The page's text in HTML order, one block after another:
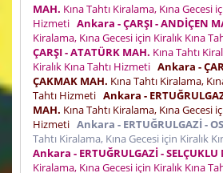
MAH. Kına Tahtı Kiralama, Kına Gecesi
Hizmeti Ankara - ÇARŞI - ANDİÇEN
Kiralama, Kına Gecesi için Kiralık Kına
ÇARŞI - ATATÜRK MAH. Kına Tahtı
Kiralık Kına Tahtı Hizmeti Ankara -
ÇAKMAK MAH. Kına Tahtı Kiralama,
Tahtı Hizmeti Ankara -
MAH. Kına Tahtı Kiralama, Kına Gecesi
Hizmeti Ankara - ERTUĞRULGAZİ -
Tahtı Kiralama, Kına Gecesi için Kiralık
Ankara - ERTUĞRULGAZİ - SELÇUKLU
Kiralama, Kına Gecesi için Kiralık Kına